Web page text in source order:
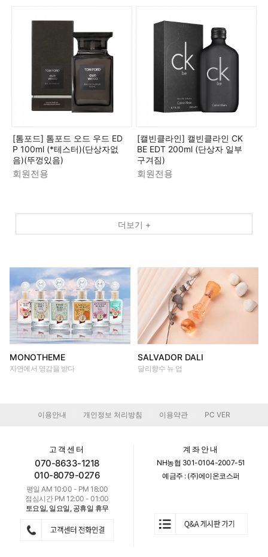
[톰포드] 톰포드 오드 우드 ED
P 100ml (*테스터)(단상자없
음)(뚜껑있음)
회원전용
[캘빈클라인] 캘빈클라인 CK
BE EDT 200ml (단상자 일부
구겨짐)
회원전용
더보기 +
MONOTHEME
자연에서 영감을 받다
SALVADOR DALI
달리향수 뉴 업
이용안내 개인정보 처리방침 이용약관 PC VER
고객센터
070-8633-1218
010-8079-0276
평일 AM 10:00 - PM 18:00
점심시간 PM 12:00 - 01:00
토요일, 일요일, 공휴일 휴무
계좌안내
NH농협 301-0104-2007-51
예금주 : (주)에이온코스퍼